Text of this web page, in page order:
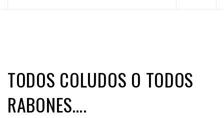
TODOS COLUDOS O TODOS
RABONES….